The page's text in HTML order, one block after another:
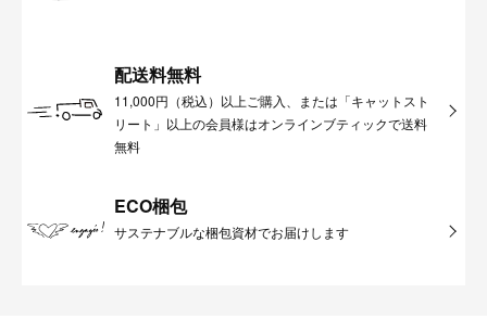
配送料無料
11,000円（税込）以上ご購入、または「キャットスト
リート」以上の会員様はオンラインブティックで送料
無料
ECO梱包
サステナブルな梱包資材でお届けします